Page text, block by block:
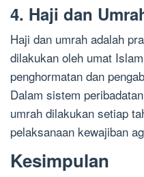
4. Haji dan
Haji dan umrah adalah
dilakukan oleh umat
penghormatan dan
Dalam sistem
umrah dilakukan setiap
pelaksanaan kewajiban
Kesimpulan